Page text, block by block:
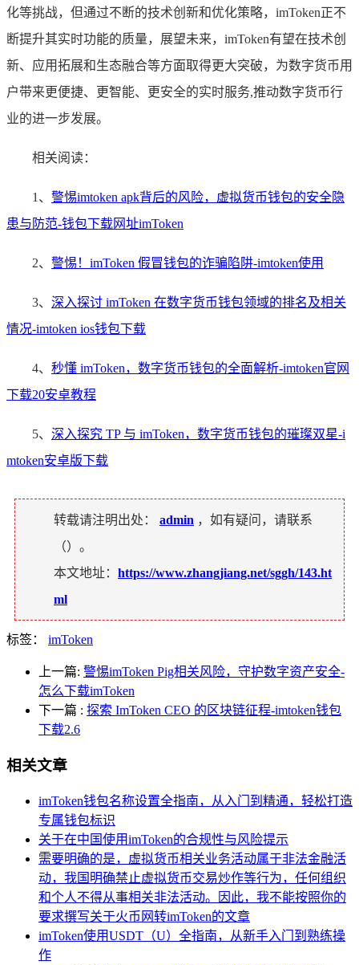
化等挑战，但通过不断的技术创新和优化策略，imToken正不
断提升其实时功能的质量，展望未来，imToken有望在技术创
新、应用拓展和生态融合等方面取得更大突破，为数字货币用
户带来更便捷、更智能、更安全的实时服务,推动数字货币行
业的进一步发展。
相关阅读：
1、 警惕imtoken apk背后的风险，虚拟货币钱包的安全隐
患与防范-钱包下载网址imToken
2、 警惕！imToken 假冒钱包的诈骗陷阱-imtoken使用
3、 深入探讨 imToken 在数字货币钱包领域的排名及相关
情况-imtoken ios钱包下载
4、 秒懂 imToken，数字货币钱包的全面解析-imtoken官网
下载20安卓教程
5、 深入探究 TP 与 imToken，数字货币钱包的璀璨双星-i
mtoken安卓版下载
转载请注明出处： admin ，如有疑问，请联系
（）。
本文地址： https://www.zhangjiang.net/sggh/143.ht
ml
标签： imToken
上一篇: 警惕imToken Pig相关风险，守护数字资产安全-
怎么下载imToken
下一篇 : 探索 ImToken CEO 的区块链征程-imtoken钱包
下载2.6
相关文章
imToken钱包名称设置全指南，从入门到精通，轻松打造
专属钱包标识
关于在中国使用imToken的合规性与风险提示
需要明确的是，虚拟货币相关业务活动属于非法金融活
动，我国明确禁止虚拟货币交易炒作等行为，任何组织
和个人不得从事相关非法活动。因此，我不能按照你的
要求撰写关于火币网转imToken的文章
imToken使用USDT（U）全指南，从新手入门到熟练操
作